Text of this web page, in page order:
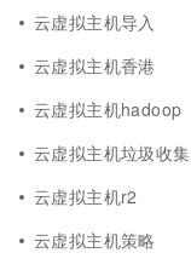
云虚拟主机导入
云虚拟主机香港
云虚拟主机hadoop
云虚拟主机垃圾收集
云虚拟主机r2
云虚拟主机策略